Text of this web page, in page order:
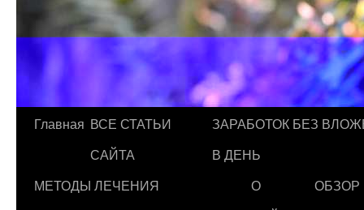
Главная ВСЕ СТАТЬИ
САЙТА
ЗАРАБОТОК БЕЗ
В ДЕНЬ
МЕТОДЫ ЛЕЧЕНИЯ
О
ОБЗОР